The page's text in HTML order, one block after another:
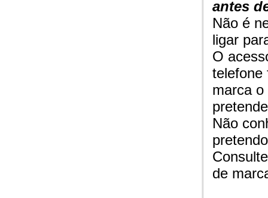
antes
Não é
ligar
O
telefone
marca
Não
de